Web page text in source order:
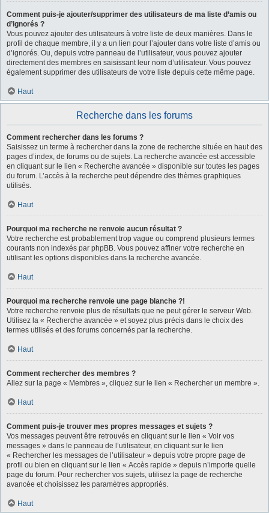
Comment puis-je ajouter/supprimer des utilisateurs de ma liste d’amis ou
d’ignorés ?
Vous pouvez ajouter des utilisateurs à votre liste de deux manières. Dans le
profil de chaque membre, il y a un lien pour l’ajouter dans votre liste d’amis ou
d’ignorés. Ou, depuis votre panneau de l’utilisateur, vous pouvez ajouter
directement des membres en saisissant leur nom d’utilisateur. Vous pouvez
également supprimer des utilisateurs de votre liste depuis cette même page.
Haut
Recherche dans les forums
Comment rechercher dans les forums ?
Saisissez un terme à rechercher dans la zone de recherche située en haut des
pages d’index, de forums ou de sujets. La recherche avancée est accessible
en cliquant sur le lien « Recherche avancée » disponible sur toutes les pages
du forum. L’accès à la recherche peut dépendre des thèmes graphiques
utilisés.
Haut
Pourquoi ma recherche ne renvoie aucun résultat ?
Votre recherche est probablement trop vague ou comprend plusieurs termes
courants non indexés par phpBB. Vous pouvez affiner votre recherche en
utilisant les options disponibles dans la recherche avancée.
Haut
Pourquoi ma recherche renvoie une page blanche ?!
Votre recherche renvoie plus de résultats que ne peut gérer le serveur Web.
Utilisez la « Recherche avancée » et soyez plus précis dans le choix des
termes utilisés et des forums concernés par la recherche.
Haut
Comment rechercher des membres ?
Allez sur la page « Membres », cliquez sur le lien « Rechercher un membre ».
Haut
Comment puis-je trouver mes propres messages et sujets ?
Vos messages peuvent être retrouvés en cliquant sur le lien « Voir vos
messages » dans le panneau de l’utilisateur, en cliquant sur le lien
« Rechercher les messages de l’utilisateur » depuis votre propre page de
profil ou bien en cliquant sur le lien « Accès rapide » depuis n’importe quelle
page du forum. Pour rechercher vos sujets, utilisez la page de recherche
avancée et choisissez les paramètres appropriés.
Haut